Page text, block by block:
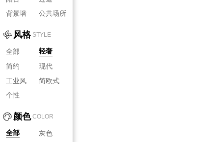
背景墙
公共场所
风格 STYLE
全部 轻奢
简约
现代
工业风
简欧式
个性
颜色 COLOR
全部
灰色